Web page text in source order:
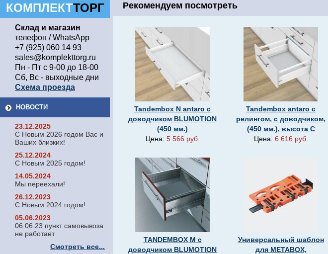
КОМПЛЕКТТОРГ
Склад и магазин
телефон / WhatsApp
+7 (925) 060 14 93
sales@komplekttorg.ru
Пн - Пт с 9-00 до 18-00
Сб, Вс - выходные дни
Схема проезда
НОВОСТИ
23.12.2025
С Новым 2026 годом Вас и
Ваших близких!
25.12.2024
С Новым 2025 годом!
14.05.2024
Мы переехали!
26.12.2023
С Новым 2024 годом!
05.06.2023
06.06.23 пункт самовывоза
не работает
Смотреть все...
Рекомендуем посмотреть
Tandembox N antaro c
доводчиком BLUMOTION
(450 мм.)
Цена: 5 566 руб.
Tandembox antaro с
релингом, c доводчиком,
(450 мм.), высота С
Цена: 6 616 руб.
TANDEMBOX M с
доводчиком BLUMOTION
Универсальный шаблон
для METABOX,